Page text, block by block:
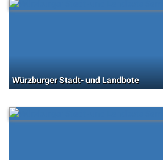
Würzburger Stadt- und Landbote